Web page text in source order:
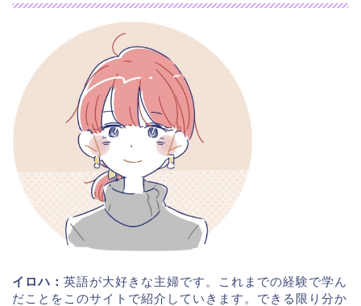
イロハ： 英語が大好きな主婦です。これまでの経験で学ん
だことをこのサイトで紹介していきます。できる限り分か